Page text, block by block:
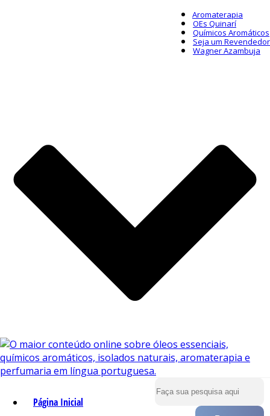
Aromaterapia
OEs Quinarí
Químicos Aromáticos
Seja um Revendedor
Wagner Azambuja
Página Inicial